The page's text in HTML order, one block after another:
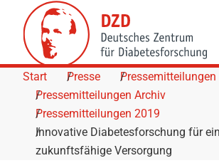
Skip to Content
Start Presse
Pressemitteilungen
Pressemitteilungen Archiv
Pressemitteilungen 2019
Innovative Diabetesforschung für
zukunftsfähige Versorgung